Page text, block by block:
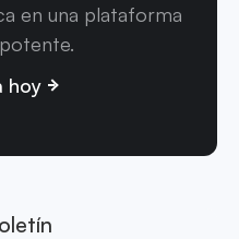
en una plataforma
hoy